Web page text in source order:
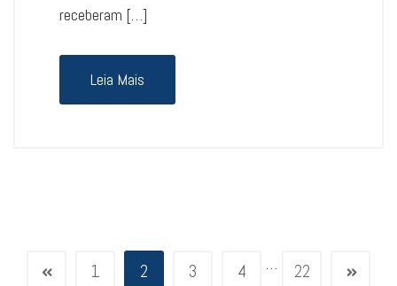
receberam […]
Leia Mais
1 2 3 4 … 22